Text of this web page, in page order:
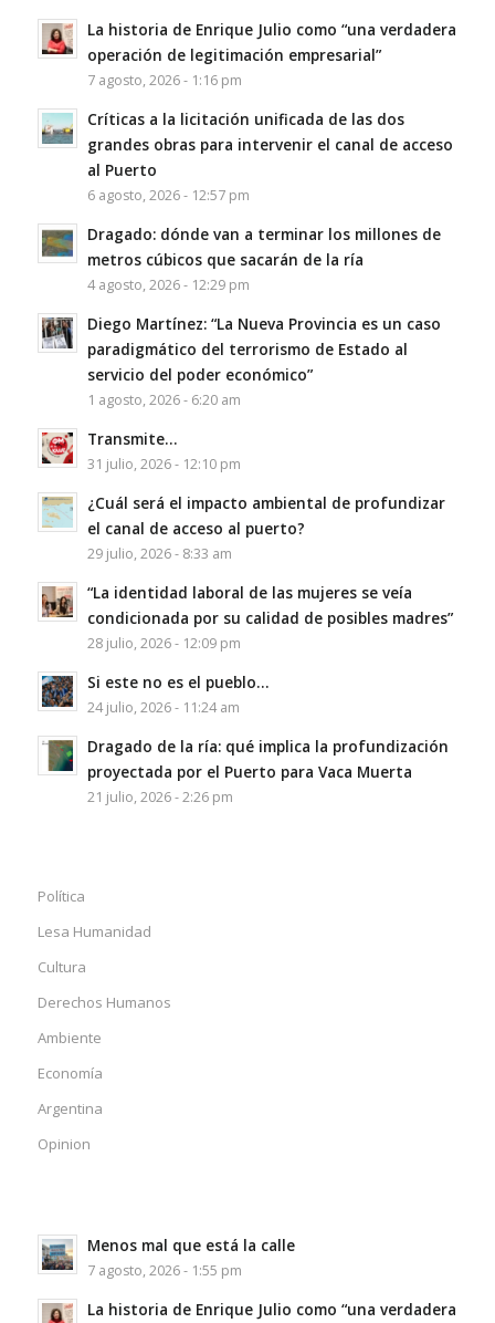
La historia de Enrique Julio como “una verdadera
operación de legitimación empresarial”
7 agosto, 2026 - 1:16 pm
Críticas a la licitación unificada de las dos
grandes obras para intervenir el canal de acceso
al Puerto
6 agosto, 2026 - 12:57 pm
Dragado: dónde van a terminar los millones de
metros cúbicos que sacarán de la ría
4 agosto, 2026 - 12:29 pm
Diego Martínez: “La Nueva Provincia es un caso
paradigmático del terrorismo de Estado al
servicio del poder económico”
1 agosto, 2026 - 6:20 am
Transmite…
31 julio, 2026 - 12:10 pm
¿Cuál será el impacto ambiental de profundizar
el canal de acceso al puerto?
29 julio, 2026 - 8:33 am
“La identidad laboral de las mujeres se veía
condicionada por su calidad de posibles madres”
28 julio, 2026 - 12:09 pm
Si este no es el pueblo…
24 julio, 2026 - 11:24 am
Dragado de la ría: qué implica la profundización
proyectada por el Puerto para Vaca Muerta
21 julio, 2026 - 2:26 pm
Política
Lesa Humanidad
Cultura
Derechos Humanos
Ambiente
Economía
Argentina
Opinion
Menos mal que está la calle
7 agosto, 2026 - 1:55 pm
La historia de Enrique Julio como “una verdadera